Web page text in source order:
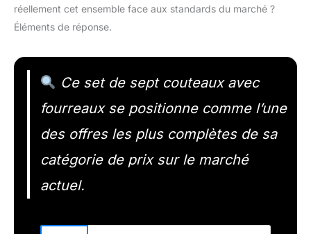
réellement cet ensemble face aux standards du marché ?
Éléments de réponse.
Ce set de sept couteaux avec
fourreaux se positionne comme l’une
des offres les plus complètes de sa
catégorie de prix sur le marché
actuel.